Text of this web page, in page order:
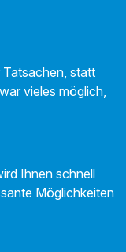
Tatsachen, statt
vieles möglich,
Ihnen schnell
Möglichkeiten